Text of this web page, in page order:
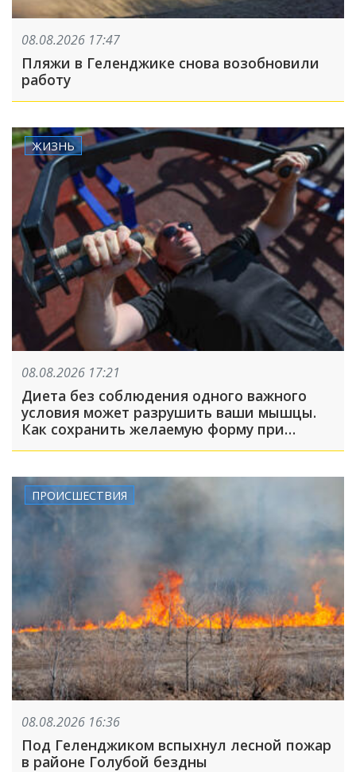
08.08.2026 17:47
Пляжи в Геленджике снова возобновили
работу
ЖИЗНЬ
08.08.2026 17:21
Диета без соблюдения одного важного
условия может разрушить ваши мышцы.
Как сохранить желаемую форму при
ПРОИСШЕСТВИЯ
08.08.2026 16:36
Под Геленджиком вспыхнул лесной пожар
в районе Голубой бездны